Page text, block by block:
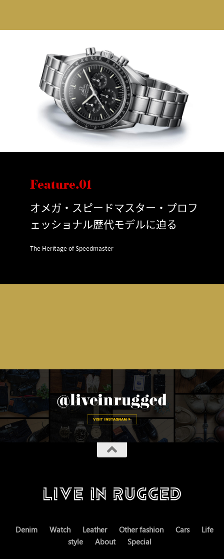
Feature.01
オメガ・スピードマスター・プロフ
ェッショナル歴代モデルに迫る
The Heritage of Speedmaster
Denim Watch Leather Other fashion Cars
Life
style
About Special